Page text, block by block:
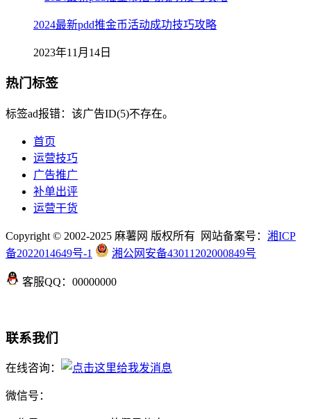
2024最新pdd推金币活动成功技巧攻略
2023年11月14日
热门标签
标签ad报错：该广告ID(5)不存在。
首页
运营技巧
广告推广
补单出评
运营干货
Copyright © 2002-2025 麻薯网 版权所有 网站备案号： 湘ICP
备2022014649号-1
湘公网安备43011202000849号
客服QQ：00000000
联系我们
在线咨询：
微信号：